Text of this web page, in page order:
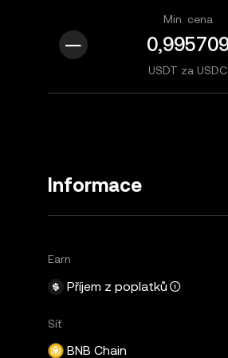
Min. cena
USDT za USDC
Informace
Earn
Příjem z poplatků
Síť
BNB Chain